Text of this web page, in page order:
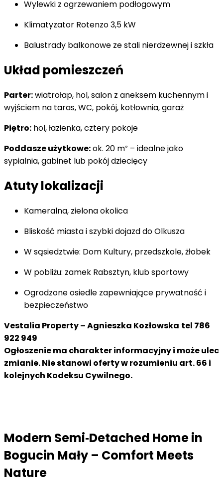
Wylewki z ogrzewaniem podłogowym
Klimatyzator Rotenzo 3,5 kW
Balustrady balkonowe ze stali nierdzewnej i szkła
Układ pomieszczeń
Parter:wiatrołap, hol, salon z aneksem kuchennym i
wyjściem na taras, WC, pokój, kotłownia, garaż
Piętro: hol, łazienka, cztery pokoje
Poddasze użytkowe:ok. 20 m² – idealne jako
sypialnia, gabinet lub pokój dziecięcy
Atuty lokalizacji
Kameralna, zielona okolica
Bliskość miasta i szybki dojazd do Olkusza
W sąsiedztwie: Dom Kultury, przedszkole, żłobek
W pobliżu: zamek Rabsztyn, klub sportowy
Ogrodzone osiedle zapewniające prywatność i
bezpieczeństwo
Vestalia Property – Agnieszka Kozłowska tel 786
922 949
Ogłoszenie ma charakter informacyjny i może ulec
zmianie. Nie stanowi oferty w rozumieniu art. 66 i
kolejnych Kodeksu Cywilnego.
Modern Semi‑Detached Home in
Bogucin Mały – Comfort Meets
Nature